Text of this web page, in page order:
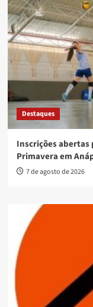
Destaques
Inscrições abertas
Primavera em
7 de agosto de 2026